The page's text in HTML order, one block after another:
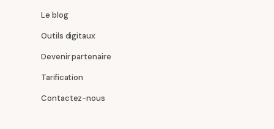
Le blog
Outils digitaux
Devenir partenaire
Tarification
Contactez-nous